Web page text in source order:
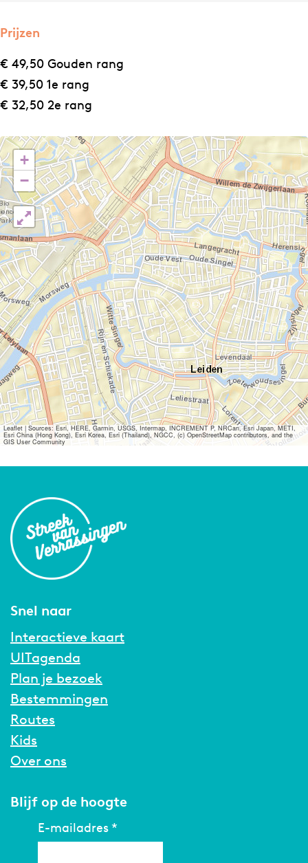
Prijzen
€ 49,50 Gouden rang
€ 39,50 1e rang
€ 32,50 2e rang
+
−
Leaflet|Sources: Esri, HERE, Garmin, USGS, Intermap, INCREMENT P, NRCan, Esri Japan, METI,
Esri China (Hong Kong), Esri Korea, Esri (Thailand), NGCC, (c) OpenStreetMap contributors, and the
GIS User Community
Snel naar
Interactieve kaart
UITagenda
Plan je bezoek
Bestemmingen
Routes
Kids
Over ons
Blijf op de hoogte
E-mailadres*